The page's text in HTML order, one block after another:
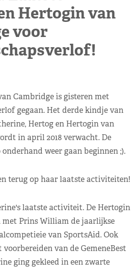
Hertogin van
voor
Cambridge is gisteren met
gegaan. Het derde kindje van
Hertog en Hertogin van
in april 2018 verwacht. De
weer gaan beginnen ;).
terug op haar laatste activiteiten!
laatste activiteit. De Hertogin
met Prins William de jaarlijkse
van SportsAid. Ook
van de GemeneBest
ging gekleed in een zwarte